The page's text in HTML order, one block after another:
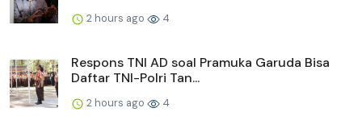
2 hours ago 4
Respons TNI AD soal Pramuka Garuda Bisa
Daftar TNI-Polri Tan...
2 hours ago 4